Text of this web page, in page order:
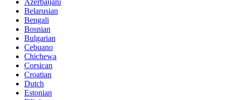
Azerbaijani
Belarusian
Bengali
Bosnian
Bulgarian
Cebuano
Chichewa
Corsican
Croatian
Dutch
Estonian